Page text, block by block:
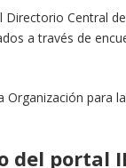
Central
a través de
Organización para la
del portal